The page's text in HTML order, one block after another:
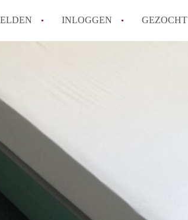
INLOGGEN GEZOCHT